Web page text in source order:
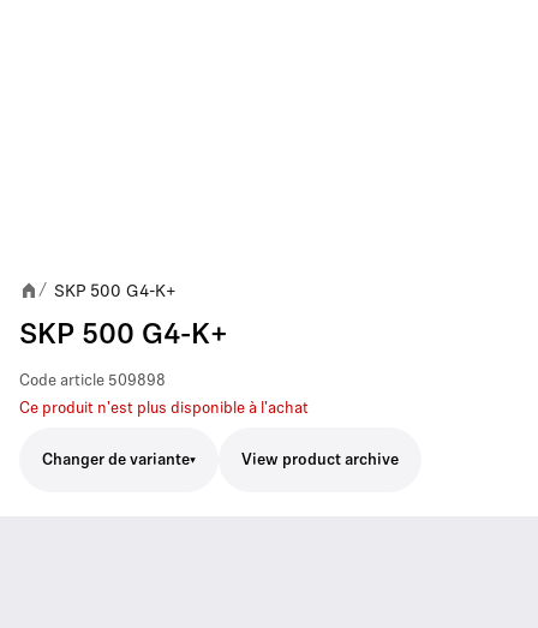
/ SKP 500 G4-K+
SKP 500 G4-K+
Code article 509898
Ce produit n'est plus disponible à l'achat
Changer de variante View product archive